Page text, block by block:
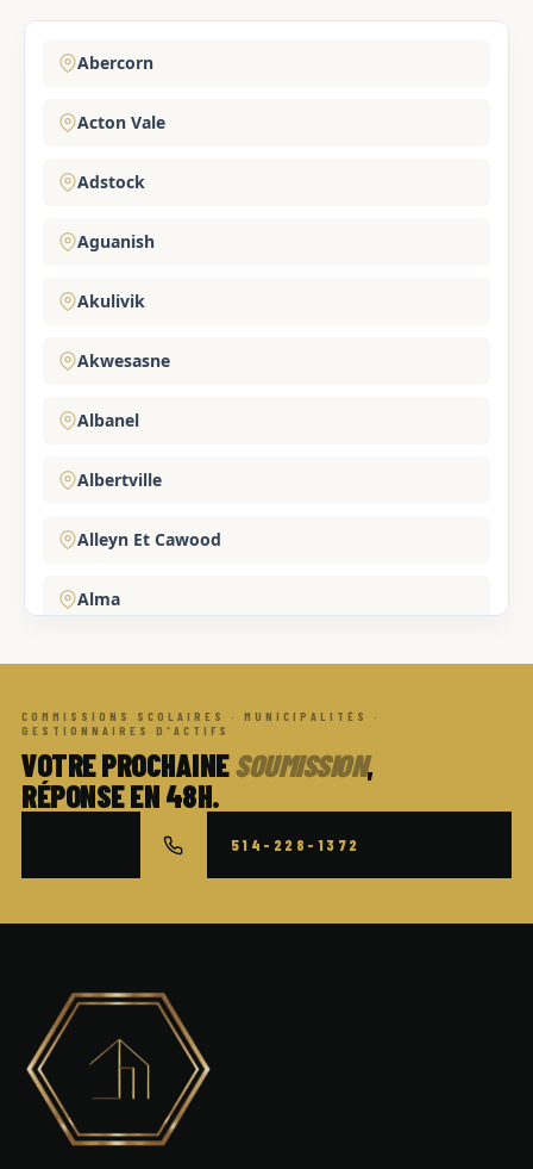
Abercorn
Acton Vale
Adstock
Aguanish
Akulivik
Akwesasne
Albanel
Albertville
Alleyn Et Cawood
Alma
Amherst
Amos
Amqui
Ange Gardien
Ascot Corner
Aston Jonction
Auclair
COMMISSIONS SCOLAIRES · MUNICIPALITÉS ·
GESTIONNAIRES D'ACTIFS
VOTRE PROCHAINESOUMISSION,
RÉPONSE EN 48H.
514-228-1372